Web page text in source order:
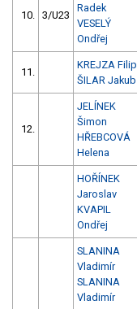
10. 3/U23
Radek
VESELÝ
Ondřej
11.
KREJZA Filip
ŠILAR Jakub
12.
JELÍNEK
Šimon
HŘEBCOVÁ
Helena
HOŘÍNEK
Jaroslav
KVAPIL
Ondřej
SLANINA
Vladimír
SLANINA
Vladimír